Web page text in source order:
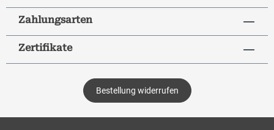
Zahlungsarten
Zertifikate
Bestellung widerrufen